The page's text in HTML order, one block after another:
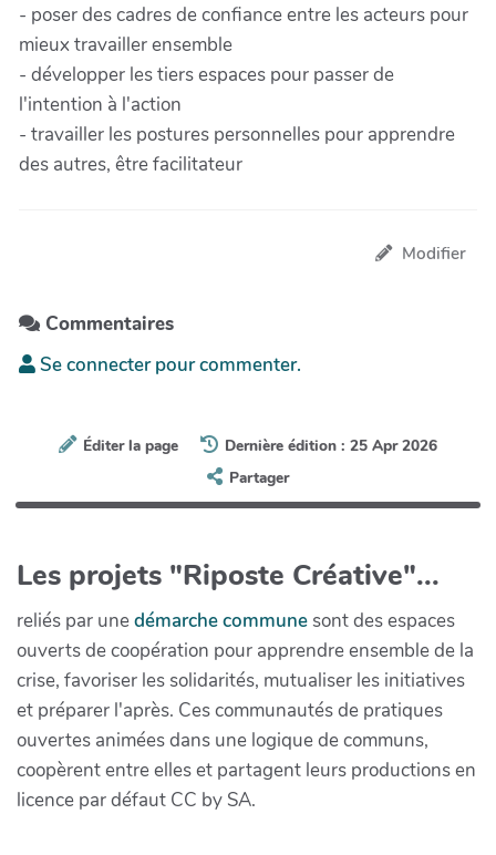
- poser des cadres de confiance entre les acteurs pour
mieux travailler ensemble
- développer les tiers espaces pour passer de
l'intention à l'action
- travailler les postures personnelles pour apprendre
des autres, être facilitateur
Modifier
Commentaires
Se connecter pour commenter.
Éditer la page
Dernière édition : 25 Apr 2026
Partager
Les projets "Riposte Créative"...
reliés par unedémarche communesont des espaces
ouverts de coopération pour apprendre ensemble de la
crise, favoriser les solidarités, mutualiser les initiatives
et préparer l'après. Ces communautés de pratiques
ouvertes animées dans une logique de communs,
coopèrent entre elles et partagent leurs productions en
licence par défaut CC by SA.